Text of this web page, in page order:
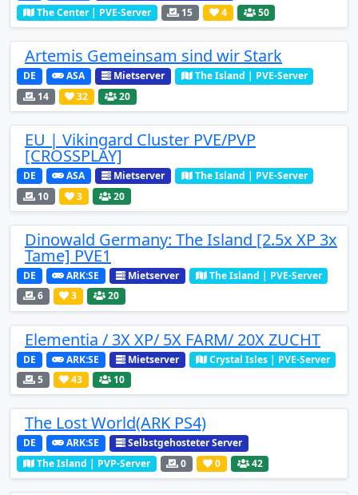
The Center | PVE-Server
15 4 50
Artemis Gemeinsam sind wir Stark
DE ASA Mietserver
The Island | PVE-Server
14
32 20
EU | Vikingard Cluster PVE/PVP
[CROSSPLAY]
DE ASA Mietserver
The Island | PVE-Server
10
3 20
Dinowald Germany: The Island [2.5x XP 3x
Tame] PVE1
DE ARK:SE Mietserver
The Island | PVE-Server
6
3 20
Elementia / 3X XP/ 5X FARM/ 20X ZUCHT
DE ARK:SE Mietserver
Crystal Isles | PVE-Server
5
43 10
The Lost World(ARK PS4)
DE ARK:SE
Selbstgehosteter Server
The Island | PVP-Server
0 0 42